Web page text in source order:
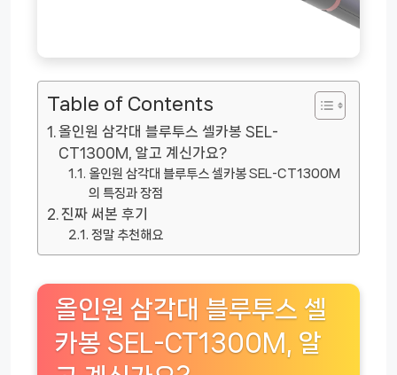
Table of Contents
올인원 삼각대 블루투스 셀카봉 SEL-
CT1300M, 알고 계신가요?
올인원 삼각대 블루투스 셀카봉 SEL-CT1300M
의 특징과 장점
진짜 써본 후기
정말 추천해요
올인원 삼각대 블루투스 셀
카봉 SEL-CT1300M, 알